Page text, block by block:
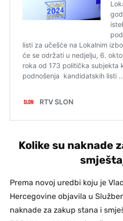
Kolike su naknade
Prema novoj uredbi koju je
Hercegovine objavila u
naknade za zakup stana i